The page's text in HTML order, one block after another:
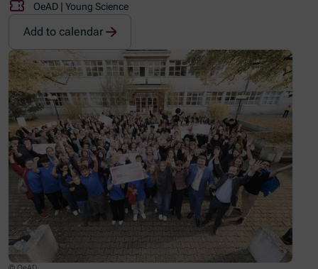
OeAD | Young Science
Add to calendar